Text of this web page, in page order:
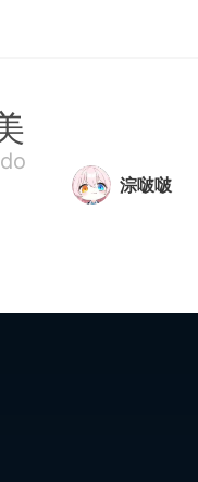
淙啵啵